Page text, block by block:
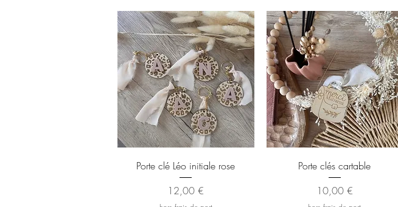
Aperçu rapide
Porte clé Léo initiale rose
Prix
12,00 €
Aperçu rapide
Porte clés cartable
Prix
10,00 €